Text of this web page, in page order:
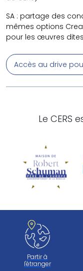
SA : partage des
mêmes options
pour les œuvres
Accès au drive
Le CERS
Partir à
l'étranger